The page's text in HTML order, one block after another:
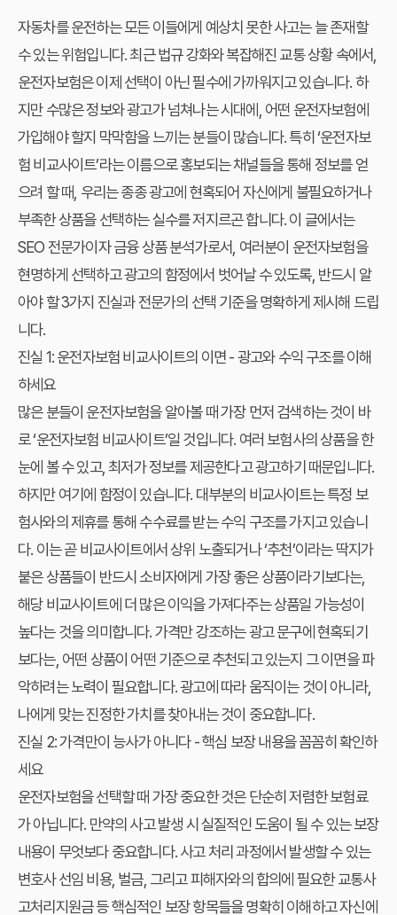
자동차를 운전하는 모든 이들에게 예상치 못한 사고는 늘 존재할
수 있는 위험입니다. 최근 법규 강화와 복잡해진 교통 상황 속에서,
운전자보험은 이제 선택이 아닌 필수에 가까워지고 있습니다. 하
지만 수많은 정보와 광고가 넘쳐나는 시대에, 어떤 운전자보험에
가입해야 할지 막막함을 느끼는 분들이 많습니다. 특히 ‘운전자보
험 비교사이트’라는 이름으로 홍보되는 채널들을 통해 정보를 얻
으려 할 때, 우리는 종종 광고에 현혹되어 자신에게 불필요하거나
부족한 상품을 선택하는 실수를 저지르곤 합니다. 이 글에서는
SEO 전문가이자 금융 상품 분석가로서, 여러분이 운전자보험을
현명하게 선택하고 광고의 함정에서 벗어날 수 있도록, 반드시 알
아야 할 3가지 진실과 전문가의 선택 기준을 명확하게 제시해 드립
니다.
진실 1: 운전자보험 비교사이트의 이면 - 광고와 수익 구조를 이해
하세요
많은 분들이 운전자보험을 알아볼 때 가장 먼저 검색하는 것이 바
로 ‘운전자보험 비교사이트’일 것입니다. 여러 보험사의 상품을 한
눈에 볼 수 있고, 최저가 정보를 제공한다고 광고하기 때문입니다.
하지만 여기에 함정이 있습니다. 대부분의 비교사이트는 특정 보
험사와의 제휴를 통해 수수료를 받는 수익 구조를 가지고 있습니
다. 이는 곧 비교사이트에서 상위 노출되거나 ‘추천’이라는 딱지가
붙은 상품들이 반드시 소비자에게 가장 좋은 상품이라기보다는,
해당 비교사이트에 더 많은 이익을 가져다주는 상품일 가능성이
높다는 것을 의미합니다. 가격만 강조하는 광고 문구에 현혹되기
보다는, 어떤 상품이 어떤 기준으로 추천되고 있는지 그 이면을 파
악하려는 노력이 필요합니다. 광고에 따라 움직이는 것이 아니라,
나에게 맞는 진정한 가치를 찾아내는 것이 중요합니다.
진실 2: 가격만이 능사가 아니다 - 핵심 보장 내용을 꼼꼼히 확인하
세요
운전자보험을 선택할 때 가장 중요한 것은 단순히 저렴한 보험료
가 아닙니다. 만약의 사고 발생 시 실질적인 도움이 될 수 있는 보장
내용이 무엇보다 중요합니다. 사고 처리 과정에서 발생할 수 있는
변호사 선임 비용, 벌금, 그리고 피해자와의 합의에 필요한 교통사
고처리지원금 등 핵심적인 보장 항목들을 명확히 이해하고 자신에